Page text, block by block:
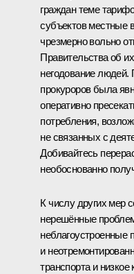
граждан теме
субъектов местные
чрезмерно вольно
Правительства об
негодование людей.
прокуроров была
оперативно
потребления,
не связанных с
Добивайтесь
необоснованно
К числу других мер
нерешённые
неблагоустроенные
и
транспорта и